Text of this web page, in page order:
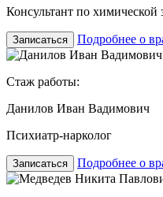
Консультант по химической
Записаться Подробнее о
Стаж работы:
Данилов Иван Вадимович
Психиатр-нарколог
Записаться Подробнее о